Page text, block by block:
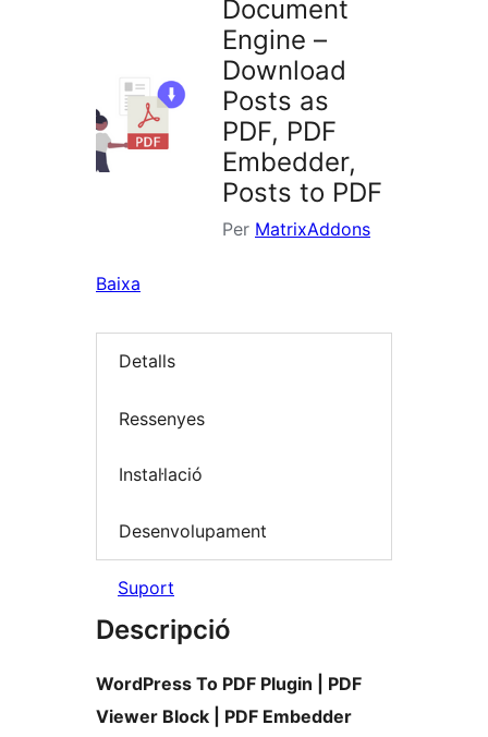
Document
Engine –
Download
Posts as
PDF, PDF
Embedder,
Posts to PDF
Per MatrixAddons
Baixa
Detalls
Ressenyes
Instal·lació
Desenvolupament
Suport
Descripció
WordPress To PDF Plugin | PDF
Viewer Block | PDF Embedder